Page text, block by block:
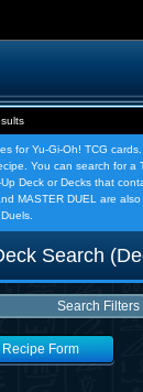
for Yu-Gi-Oh! TCG
You can search for a
Deck or Decks that
MASTER DUEL are
Search
Search Filters
Form